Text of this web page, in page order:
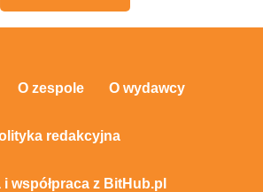
O zespole O wydawcy
redakcyjna
i współpraca z BitHub.pl